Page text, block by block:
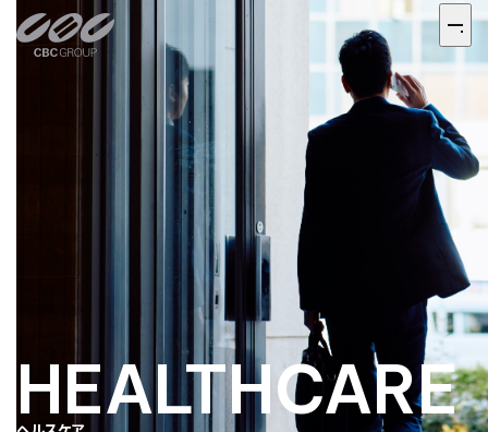
HEALTHCARE